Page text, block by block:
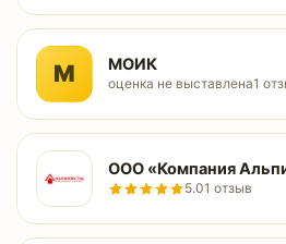
М МОИК
оценка не выставлена1
ООО «Компания
5.01 отзыв